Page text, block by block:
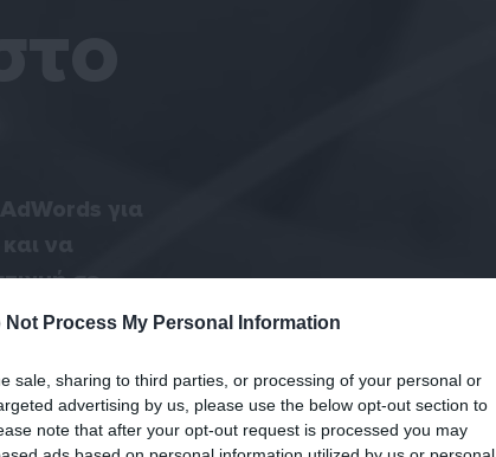
Not Process My Personal Information
sale, sharing to third parties, or processing of your personal or
advertising by us, please use the below opt-out section to
note that after your opt-out request is processed you may
σε